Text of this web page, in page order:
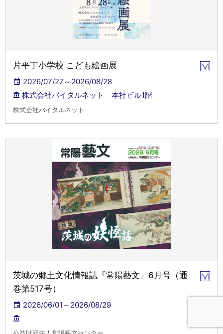
片平丁小学校 こども絵画展
2026/07/27～2026/08/28
株式会社バイタルネット 本社ビル1階
株式会社バイタルネット
茨城の郷土文化情報誌『常陽藝文』6月号（通
巻第517号）
2026/06/01～2026/08/29